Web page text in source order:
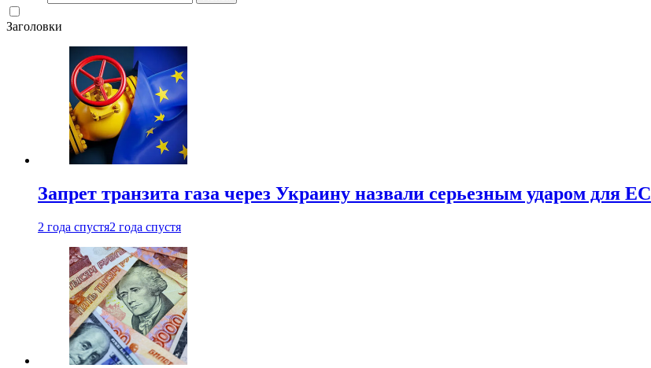
Заголовки
Запрет транзита газа через Украину назвали серьезным ударом для ЕС
2 года спустя2 года спустя